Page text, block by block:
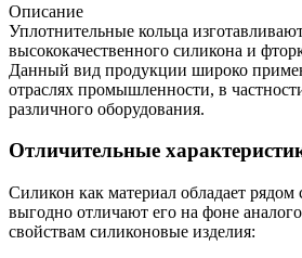
Описание
Уплотнительные кольца
высококачественного силикона и
Данный вид продукции широко
отраслях промышленности, в
различного оборудования.
Отличительные
Силикон как материал обладает рядом
выгодно отличают его на фоне
свойствам силиконовые изделия: